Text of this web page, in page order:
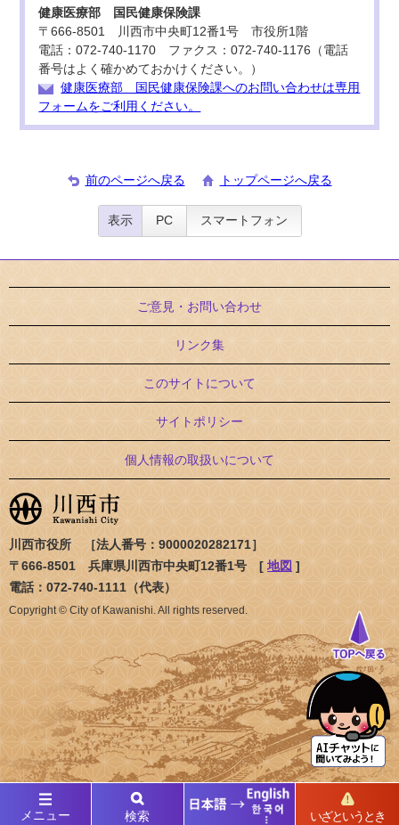
健康医療部 国民健康保険課
〒666-8501 川西市中央町12番1号 市役所1階
電話：072-740-1170 ファクス：072-740-1176（電話
番号はよく確かめておかけください。）
健康医療部 国民健康保険課へのお問い合わせは専用
フォームをご利用ください。
メニュー 検索 いざというとき
前のページへ戻る トップページへ戻る
表示 PC スマートフォン
ご意見・お問い合わせ
リンク集
このサイトについて
サイトポリシー
個人情報の取扱いについて
川西市役所 ［法人番号：9000020282171］
〒666-8501 兵庫県川西市中央町12番1号 [ 地図 ]
電話：072-740-1111（代表）
Copyright © City of Kawanishi. All rights reserved.